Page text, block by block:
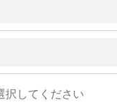
択してください